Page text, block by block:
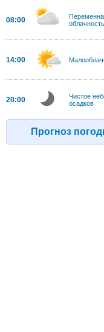
08:00
облачность
14:00
20:00
Чистое
осадков
Прогноз